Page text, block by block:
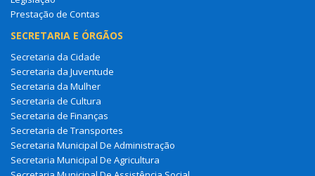
Prestação de Contas
SECRETARIA E ÓRGÃOS
Secretaria da Cidade
Secretaria da Juventude
Secretaria da Mulher
Secretaria de Cultura
Secretaria de Finanças
Secretaria de Transportes
Secretaria Municipal De Administração
Secretaria Municipal De Agricultura